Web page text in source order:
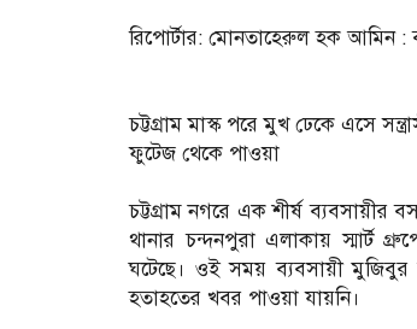
‎রিপোর্টার: মোনতাহেরুল হক আমিন :
‎চট্টগ্রাম মাস্ক পরে মুখ ঢেকে এসে
ফুটেজ থেকে পাওয়া
‎চট্টগ্রাম নগরে এক শীর্ষ ব্যবসায়ীর
থানার চন্দনপুরা এলাকায় স্মার্ট
ঘটেছে। ওই সময় ব্যবসায়ী মুজিবুর
হতাহতের খবর পাওয়া যায়নি।